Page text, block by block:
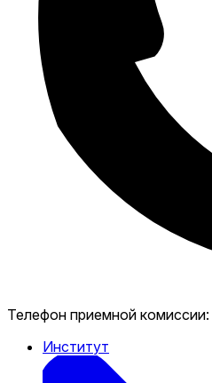
Телефон приемной комиссии:
Институт